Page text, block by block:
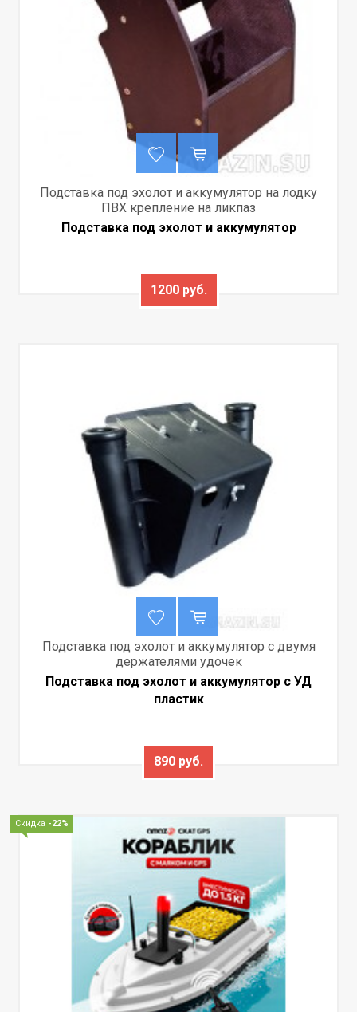
Подставка под эхолот и аккумулятор на лодку
ПВХ крепление на ликпаз
Подставка под эхолот и аккумулятор
1200 руб.
Подставка под эхолот и аккумулятор с двумя
держателями удочек
Подставка под эхолот и аккумулятор с УД
пластик
890 руб.
Скидка -22%